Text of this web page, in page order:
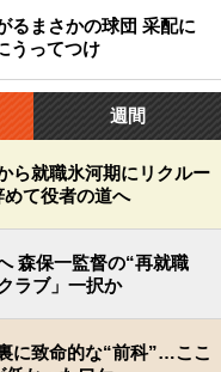
るまさかの球団 采配に
うってつけ
週間
ら就職氷河期にリクルー
めて役者の道へ
森保一監督の“再就職
ラブ」一択か
に致命的な“前科”…ここ